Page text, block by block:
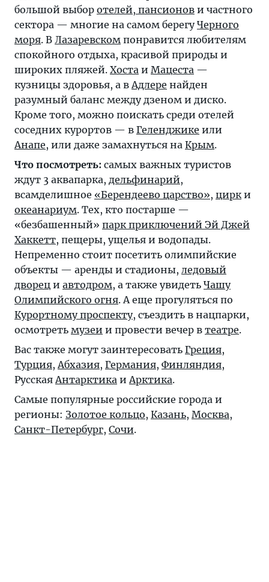
большой выбор отелей, пансионов и частного
сектора — многие на самом берегуЧерного
моря. В Лазаревском понравится любителям
спокойного отдыха, красивой природы и
широких пляжей. Хоста и Мацеста —
кузницы здоровья, а вАдлере найден
разумный баланс между дзеном и диско.
Кроме того, можно поискать среди отелей
соседних курортов — в Геленджике или
Анапе, или даже замахнуться на Крым.
Что посмотреть: самых важных туристов
ждут 3 аквапарка, дельфинарий,
всамделишное «Берендеево царство», цирки
океанариум. Тех, кто постарше —
«безбашенный» парк приключений Эй Джей
Хаккетт, пещеры, ущелья и водопады.
Непременно стоит посетить олимпийские
объекты — аренды и стадионы, ледовый
дворец и автодром, а также увидеть Чашу
Олимпийского огня. А еще прогуляться по
Курортному проспекту, съездить в нацпарки,
осмотреть музеи и провести вечер в театре.
Вас также могут заинтересовать Греция,
Турция,Абхазия, Германия, Финляндия,
РусскаяАнтарктика иАрктика.
Самые популярные российские города и
регионы: Золотое кольцо, Казань, Москва,
Санкт-Петербург, Сочи.